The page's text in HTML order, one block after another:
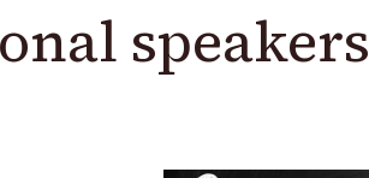
speakers